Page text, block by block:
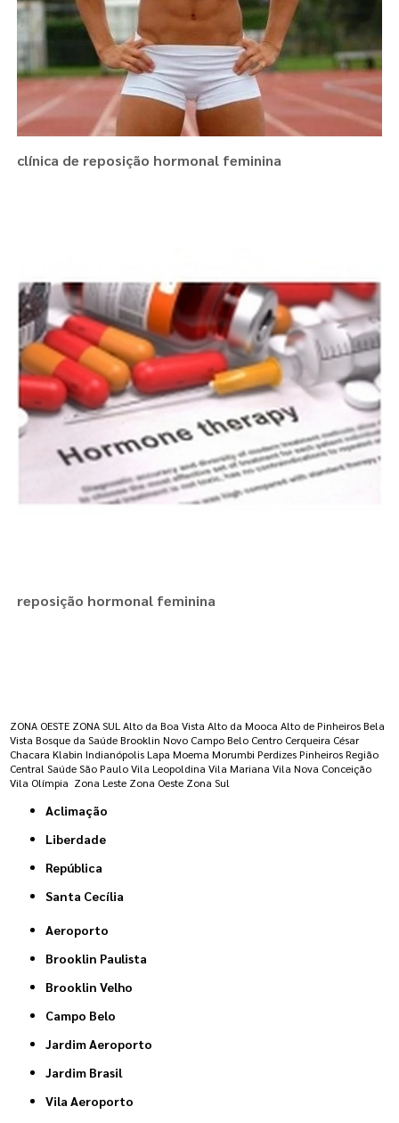
clínica de reposição hormonal feminina
reposição hormonal feminina
ZONA OESTE ZONA SUL Alto da Boa Vista Alto da Mooca Alto de Pinheiros Bela
Vista Bosque da Saúde Brooklin Novo Campo Belo Centro Cerqueira César
Chacara Klabin Indianópolis Lapa Moema Morumbi Perdizes Pinheiros Região
Central Saúde São Paulo Vila Leopoldina Vila Mariana Vila Nova Conceição
Vila Olímpia Zona Leste Zona Oeste Zona Sul
Aclimação
Liberdade
República
Santa Cecília
Aeroporto
Brooklin Paulista
Brooklin Velho
Campo Belo
Jardim Aeroporto
Jardim Brasil
Vila Aeroporto